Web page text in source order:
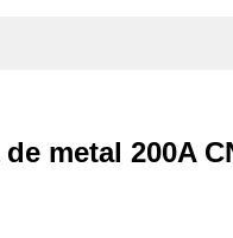
metal 200A